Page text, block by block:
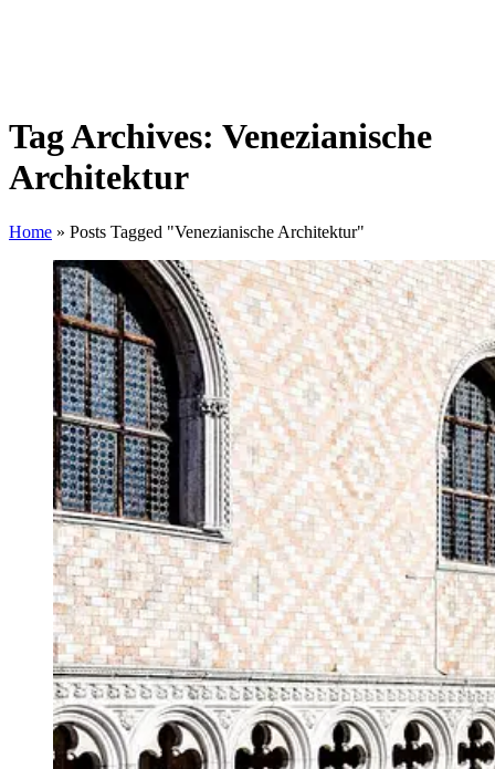
Tag Archives: Venezianische
Architektur
Home » Posts Tagged "Venezianische Architektur"